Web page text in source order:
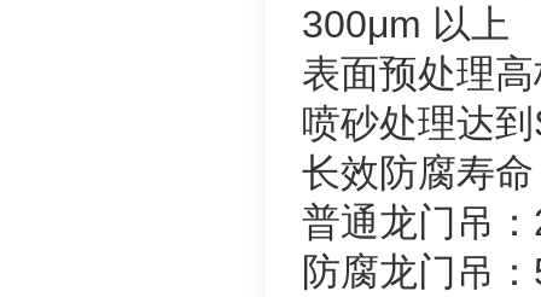
300μm 以上
表面预处理
喷砂处理达
长效防腐寿命
普通龙门吊
防腐龙门吊